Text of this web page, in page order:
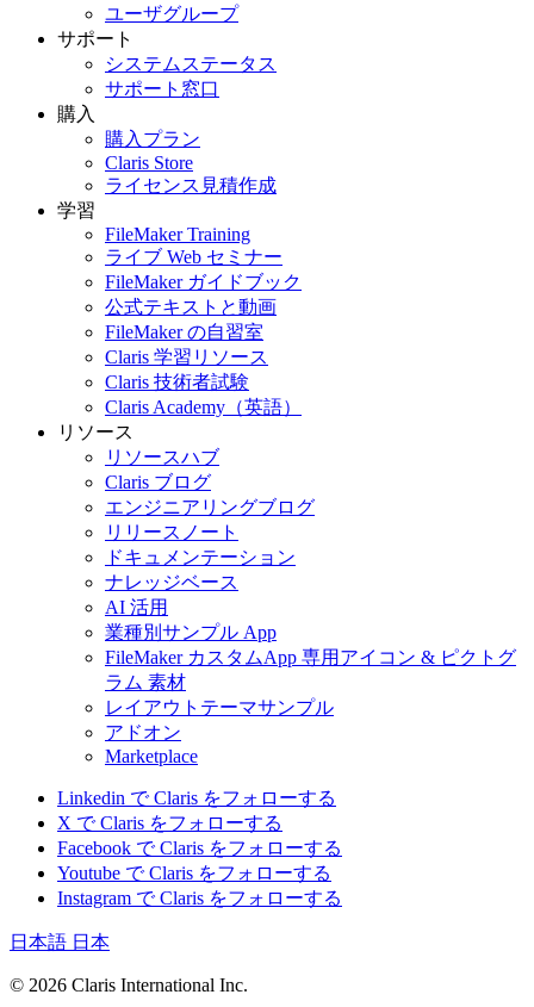
ユーザグループ
サポート
システムステータス
サポート窓口
購入
購入プラン
Claris Store
ライセンス見積作成
学習
FileMaker Training
ライブ Web セミナー
FileMaker ガイドブック
公式テキストと動画
FileMaker の自習室
Claris 学習リソース
Claris 技術者試験
Claris Academy（英語）
リソース
リソースハブ
Claris ブログ
エンジニアリングブログ
リリースノート
ドキュメンテーション
ナレッジベース
AI 活用
業種別サンプル App
FileMaker カスタムApp 専用アイコン & ピクトグ
ラム 素材
レイアウトテーマサンプル
アドオン
Marketplace
Linkedin で Claris をフォローする
X で Claris をフォローする
Facebook で Claris をフォローする
Youtube で Claris をフォローする
Instagram で Claris をフォローする
日本語 日本
© 2026 Claris International Inc.